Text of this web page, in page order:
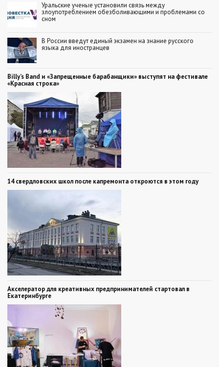
Уральские ученые установили связь между
злоупотреблением обезболивающими и проблемами со
сном
В России введут единый экзамен на знание русского
языка для иностранцев
Billy’s Band и «Запрещенные барабанщики» выступят на фестивале
«Красная строка»
14 свердловских школ после капремонта откроются в этом году
Акселератор для креативных предпринимателей стартовал в
Екатеринбурге